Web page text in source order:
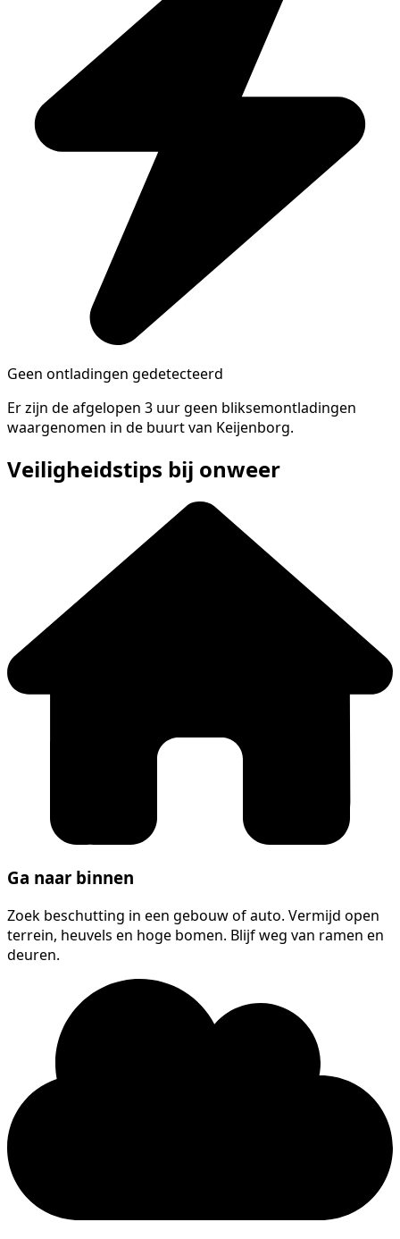
Geen ontladingen gedetecteerd
Er zijn de afgelopen 3 uur geen bliksemontladingen
waargenomen in de buurt van Keijenborg.
Veiligheidstips bij onweer
Ga naar binnen
Zoek beschutting in een gebouw of auto. Vermijd open
terrein, heuvels en hoge bomen. Blijf weg van ramen en
deuren.